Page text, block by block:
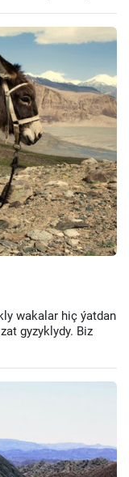
wakalar hiç ýatdan
gyzyklydy. Biz